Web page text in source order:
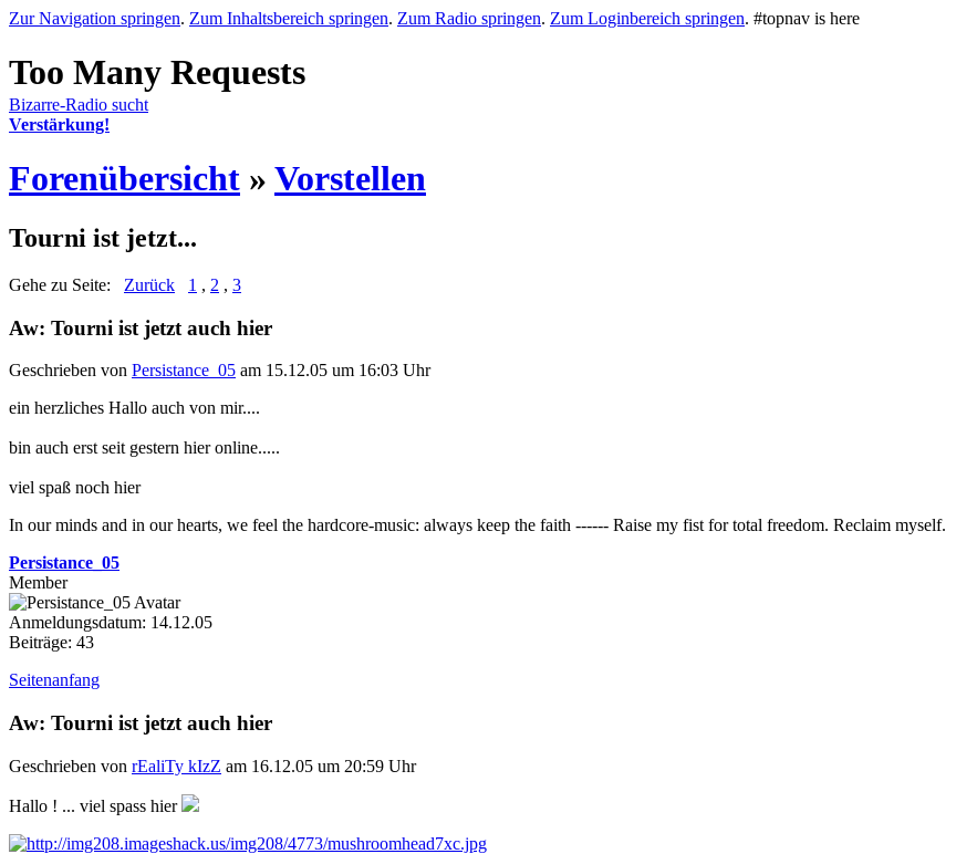
Zur Navigation springen. Zum Inhaltsbereich springen. Zum Radio springen. Zum Loginbereich springen. #topnav is here
Bizarre-Radio sucht
Verstärkung!
Forenübersicht » Vorstellen
Tourni ist jetzt...
Gehe zu Seite: Zurück 1 , 2 , 3
Aw: Tourni ist jetzt auch hier
Geschrieben von Persistance_05 am 15.12.05 um 16:03 Uhr
ein herzliches Hallo auch von mir....
bin auch erst seit gestern hier online.....
viel spaß noch hier
In our minds and in our hearts, we feel the hardcore-music: always keep the faith ------ Raise my fist for total freedom. Reclaim myself.
Persistance_05
Member
Anmeldungsdatum: 14.12.05
Beiträge: 43
Seitenanfang
Aw: Tourni ist jetzt auch hier
Geschrieben von rEaliTy kIzZ am 16.12.05 um 20:59 Uhr
Hallo ! ... viel spass hier